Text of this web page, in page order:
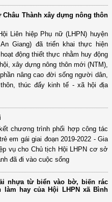
Châu Thành xây dựng nông thôn
Liên hiệp Phụ nữ (LHPN) huyện
Giang) đã triển khai thực hiện
động thiết thực nhằm huy động
xây dựng nông thôn mới (NTM),
nâng cao đời sống người dân,
thúc đẩy kinh tế - xã hội địa
chương trình phối hợp công tác
em gái giai đoạn 2019-2022 - Gia
vụ cho Chủ tịch Hội LHPN cơ sở
đã đi vào cuộc sống
nhựa từ biển vào bờ, biến rác
làm hay của Hội LHPN xã Bình